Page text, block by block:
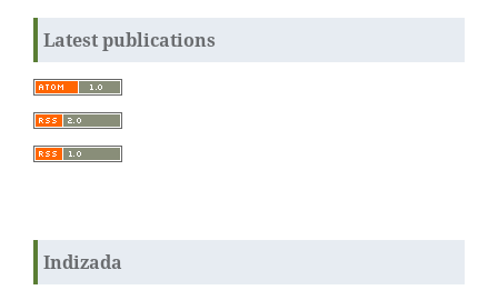
Latest publications
Indizada